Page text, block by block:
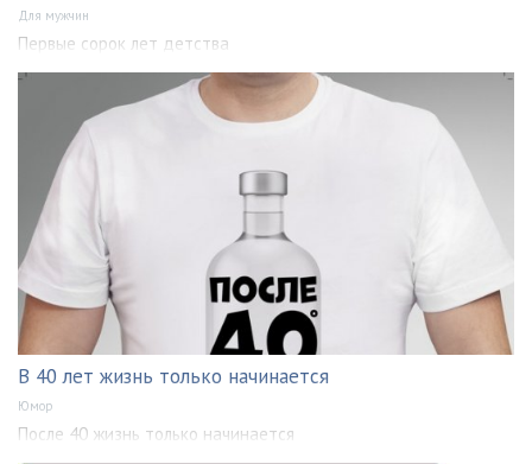
Для мужчин
Первые сорок лет детства
В 40 лет жизнь только начинается
Юмор
После 40 жизнь только начинается